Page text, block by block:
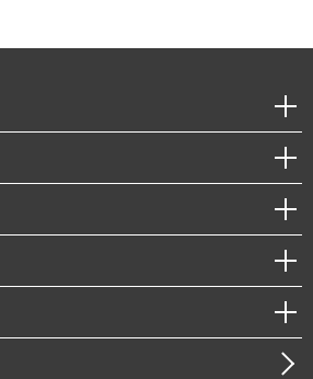
コンプライアンス）・防災（政策）